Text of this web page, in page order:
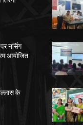
नर्सिंग
आयोजित
के